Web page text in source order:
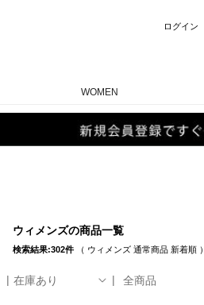
ログイン
WOMEN
ウィメンズの商品一覧
検索結果:302件（ ウィメンズ 通常商品 新着順）
在庫あり 全商品